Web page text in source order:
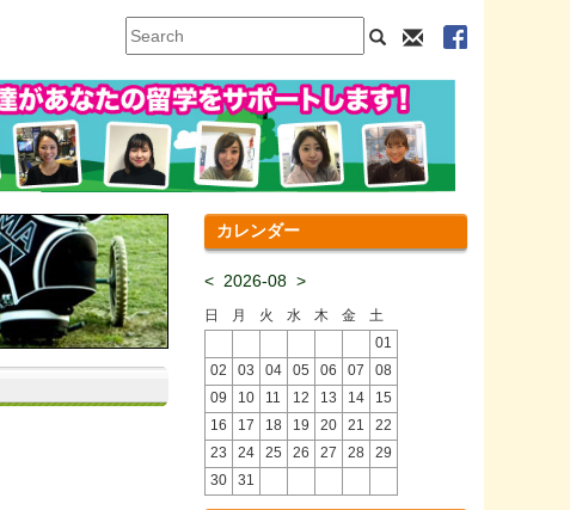
カレンダー
< 2026-08 >
日 月 火 水 木 金
土
01
02
03 04 05 06 07
08
09
10 11 12 13 14
15
16
17 18 19 20 21
22
23
24 25 26 27 28
29
30
31